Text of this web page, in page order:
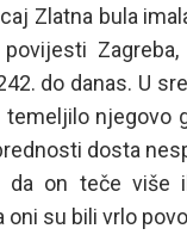
Zlatna bula
do danas. U
njegovo
dosta
da on teče više
oni su bili vrlo